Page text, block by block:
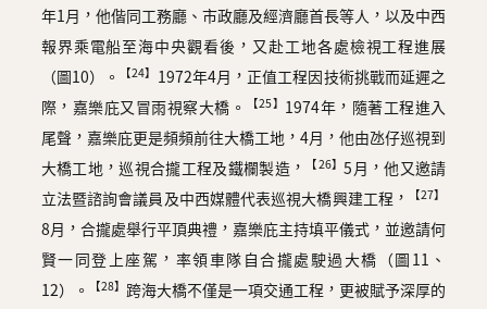
年1月，他偕同工務廳、市政廳及經濟廳首長等人，以及中西
報界乘電船至海中央觀看後，又赴工地各處檢視工程進展
（圖10）。
【24】
1972年4月，正值工程因技術挑戰而延遲之
際，嘉樂庇又冒雨視察大橋。
【25】 1974年，隨著工程進入
尾聲，嘉樂庇更是頻頻前往大橋工地，4月，他由氹仔巡視到
大橋工地，巡視合攏工程及鐵欄製造，
【26】 5月，他又邀請
立法暨諮詢會議員及中西媒體代表巡視大橋興建工程，
【27】
8月，合攏處舉行平頂典禮，嘉樂庇主持填平儀式，並邀請何
賢一同登上座駕，率領車隊自合攏處駛過大橋（圖11、
12）。
【28】
跨海大橋不僅是一項交通工程，更被賦予深厚的